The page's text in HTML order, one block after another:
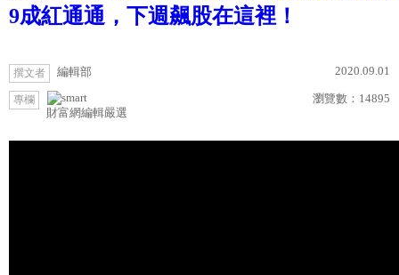
9成紅通通，下週飆股在這裡！
撰文者 編輯部 2020.09.01
專欄
財富網編輯嚴選
瀏覽數： 14895